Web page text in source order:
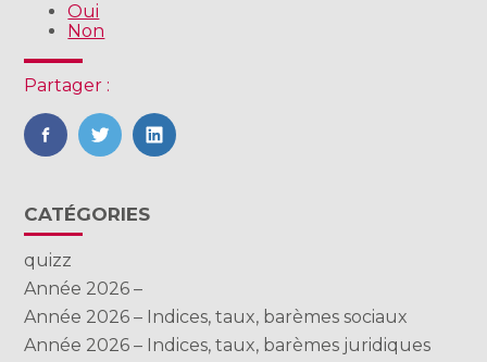
Oui
Non
Partager :
FaceBook
TwitterLinkedIn
Blog
sidebar
CATÉGORIES
quizz
Année 2026 –
Année 2026 – Indices, taux, barèmes sociaux
Année 2026 – Indices, taux, barèmes juridiques